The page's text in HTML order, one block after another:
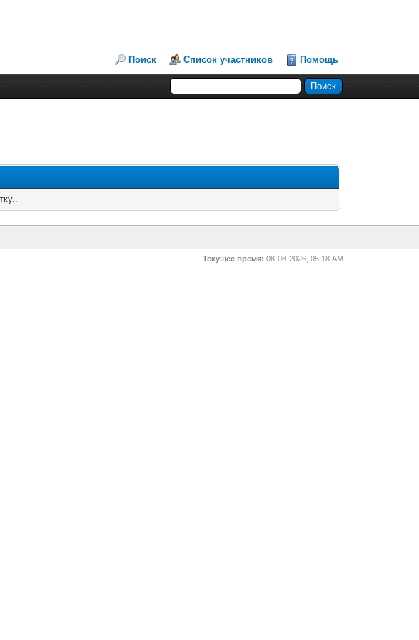
Поиск Список участников Помощь
Текущее время: 08-08-2026, 05:18 AM